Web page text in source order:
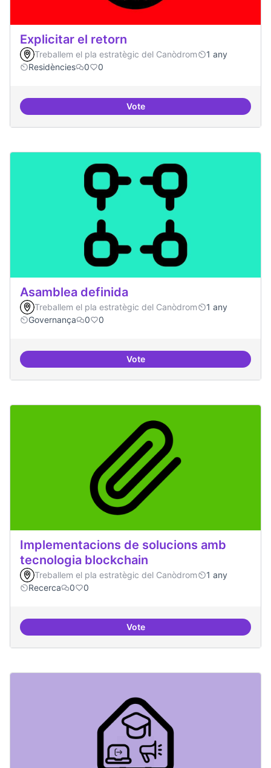
Explicitar el retorn
Treballem el pla estratègic del Canòdrom
1 any
Residències
0 0
VoteExplicitar el retorn
Asamblea definida
Treballem el pla estratègic del Canòdrom
1 any
Governança
0 0
VoteAsamblea definida
Implementacions de solucions amb
tecnologia blockchain
Treballem el pla estratègic del Canòdrom
1 any
Recerca
0 0
VoteImplementacions de solucions